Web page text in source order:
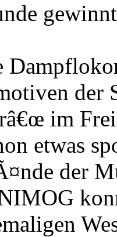
der
im
etwas
der